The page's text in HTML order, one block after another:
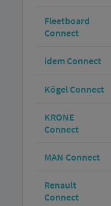
Fleetboard
Connect
idem Connect
Kögel Connect
KRONE
Connect
MAN Connect
Renault
Connect